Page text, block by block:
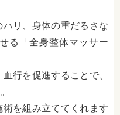
リ、身体の重だるさな
る「全身整体マッサー
行を促進することで、
を組み立ててくれます